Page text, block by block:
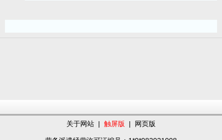
关于网站 | 触屏版 | 网页版